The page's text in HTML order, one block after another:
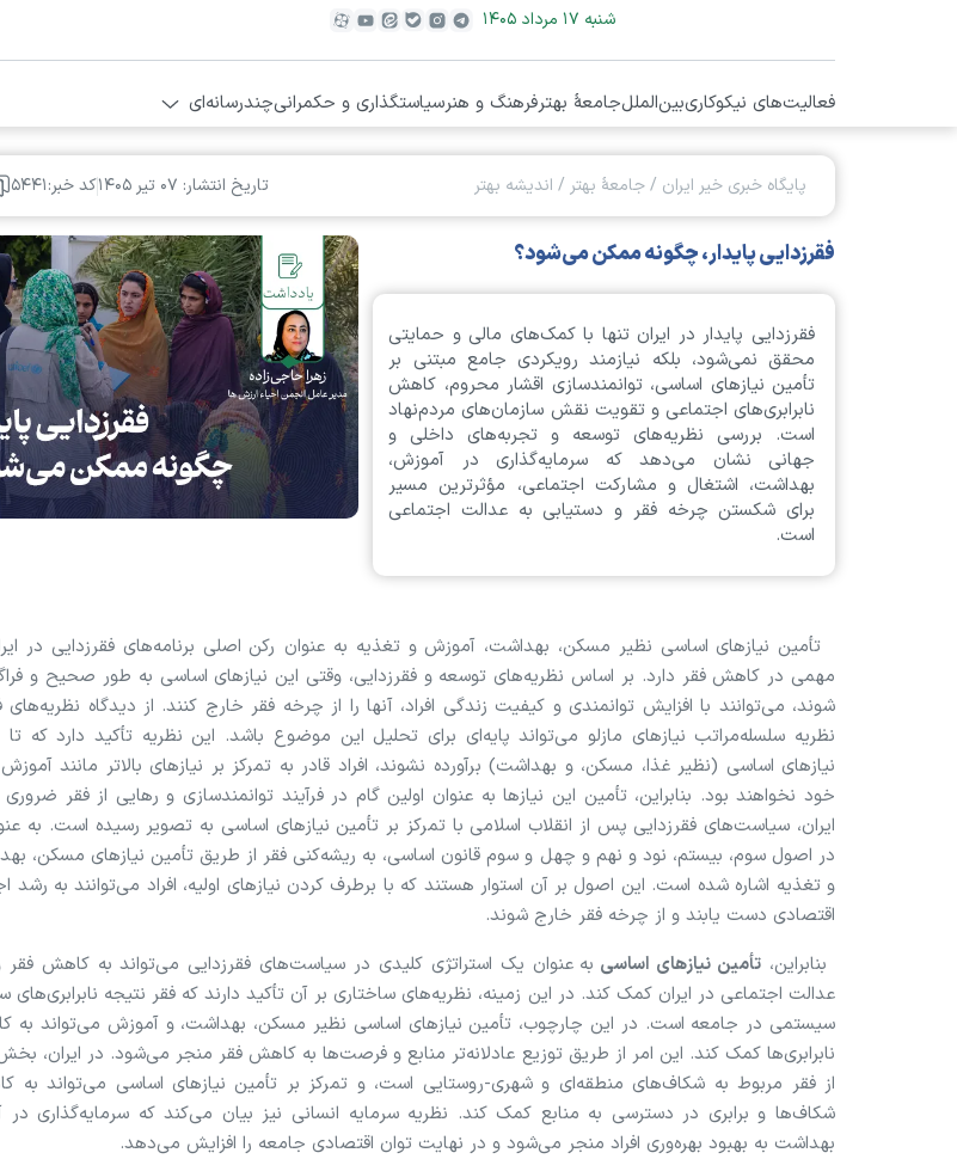
شنبه ۱۷ مرداد ۱۴۰۵
فعالیت‌های نیکوکاریبین‌المللجامعۀ بهترفرهنگ و هنرسیاستگذاری و حکمرانیچندرسانه‌ای
پایگاه خبری خیر ایران /جامعۀ بهتر / اندیشه بهتر تاریخ انتشار: ۰۷ تير ۱۴۰۵ کد خبر:۵۴۴۱
فقرزدایی پایدار، چگونه ممکن می‌شود؟
فقرزدایی پایدار در ایران تنها با کمک‌های مالی و حمایتی
محقق نمی‌شود، بلکه نیازمند رویکردی جامع مبتنی بر
تأمین نیازهای اساسی، توانمندسازی اقشار محروم، کاهش
نابرابری‌های اجتماعی و تقویت نقش سازمان‌های مردم‌نهاد
است. بررسی نظریه‌های توسعه و تجربه‌های داخلی و
جهانی نشان می‌دهد که سرمایه‌گذاری در آموزش،
بهداشت، اشتغال و مشارکت اجتماعی، مؤثرترین مسیر
برای شکستن چرخه فقر و دستیابی به عدالت اجتماعی
است.
تأمین نیاز‌های اساسی نظیر مسکن، بهداشت، آموزش و تغذیه به عنوان رکن اصلی برنامه‌های فقرزدایی در
مهمی در کاهش فقر دارد. بر اساس نظریه‌های توسعه و فقرزدایی، وقتی این نیاز‌های اساسی به طور صحیح و
شوند، می‌توانند با افزایش توانمندی و کیفیت زندگی افراد، آنها را از چرخه فقر خارج کنند. از دیدگاه نظریه‌های
نظریه سلسله‌مراتب نیاز‌های مازلو می‌تواند پایه‌ای برای تحلیل این موضوع باشد. این نظریه تأکید دارد که تا
نیاز‌های اساسی (نظیر غذا، مسکن، و بهداشت) برآورده نشوند، افراد قادر به تمرکز بر نیاز‌های بالاتر مانند
خود نخواهند بود. بنابراین، تأمین این نیاز‌ها به عنوان اولین گام در فرآیند توانمندسازی و رهایی از فقر
ایران، سیاست‌های فقرزدایی پس از انقلاب اسلامی با تمرکز بر تأمین نیاز‌های اساسی به تصویر رسیده است. به
در اصول سوم، بیستم، نود و نهم و چهل و سوم قانون اساسی، به ریشه‌کنی فقر از طریق تأمین نیاز‌های مسکن،
و تغذیه اشاره شده است. این اصول بر آن استوار هستند که با برطرف کردن نیاز‌های اولیه، افراد می‌توانند به رشد
اقتصادی دست یابند و از چرخه فقر خارج شوند.
بنابراین، تأمین نیاز‌های اساسی به عنوان یک استراتژی کلیدی در سیاست‌های فقرزدایی می‌تواند به کاهش فقر
عدالت اجتماعی در ایران کمک کند. در این زمینه، نظریه‌های ساختاری بر آن تأکید دارند که فقر نتیجه نابرابری‌های
سیستمی در جامعه است. در این چارچوب، تأمین نیاز‌های اساسی نظیر مسکن، بهداشت، و آموزش می‌تواند به
نابرابری‌ها کمک کند. این امر از طریق توزیع عادلانه‌تر منابع و فرصت‌ها به کاهش فقر منجر می‌شود. در ایران،
از فقر مربوط به شکاف‌های منطقه‌ای و شهری-روستایی است، و تمرکز بر تأمین نیاز‌های اساسی می‌تواند به
شکاف‌ها و برابری در دسترسی به منابع کمک کند. نظریه سرمایه انسانی نیز بیان می‌کند که سرمایه‌گذاری
بهداشت به بهبود بهره‌وری افراد منجر می‌شود و در نهایت توان اقتصادی جامعه را افزایش می‌دهد.